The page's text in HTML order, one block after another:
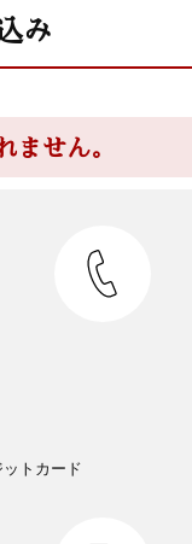
み
ません。
トカード